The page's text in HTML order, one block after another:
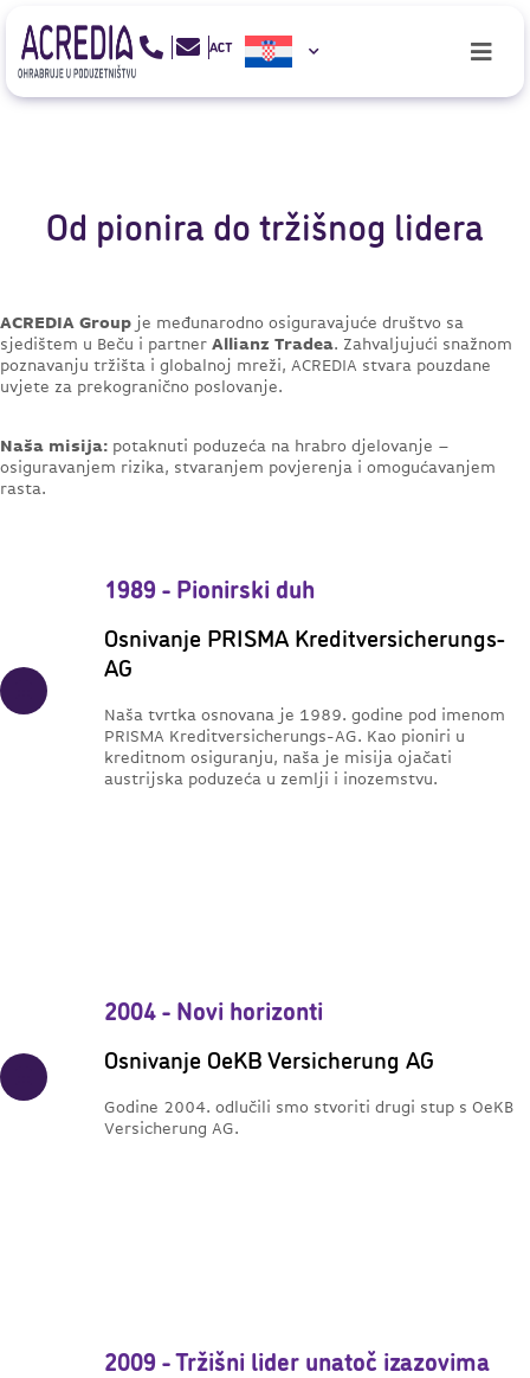
Od pionira do tržišnog lidera
ACREDIA Group je međunarodno osiguravajuće društvo sa
sjedištem u Beču i partner Allianz Tradea. Zahvaljujući snažnom
poznavanju tržišta i globalnoj mreži, ACREDIA stvara pouzdane
uvjete za prekogranično poslovanje.
Naša misija: potaknuti poduzeća na hrabro djelovanje –
osiguravanjem rizika, stvaranjem povjerenja i omogućavanjem
rasta.
1989 - Pionirski duh
Osnivanje PRISMA Kreditversicherungs-
AG
Naša tvrtka osnovana je 1989. godine pod imenom
PRISMA Kreditversicherungs-AG. Kao pioniri u
kreditnom osiguranju, naša je misija ojačati
austrijska poduzeća u zemlji i inozemstvu.
2004 - Novi horizonti
Osnivanje OeKB Versicherung AG
Godine 2004. odlučili smo stvoriti drugi stup s OeKB
Versicherung AG.
2009 - Tržišni lider unatoč izazovima